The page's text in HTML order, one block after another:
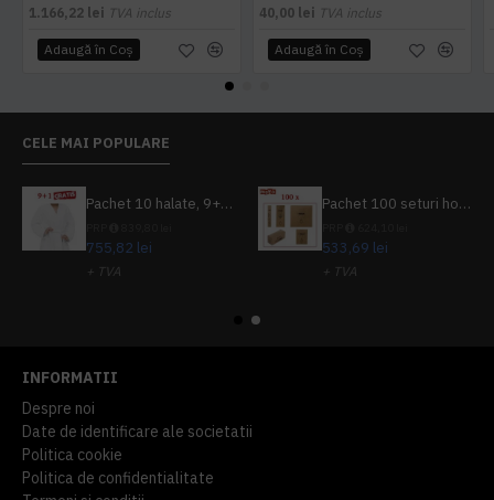
1.166,22 lei TVA inclus
Adaugă în Coş
40,00 lei TVA inclus
Adaugă în Coş
CELE MAI POPULARE
Pachet 10 halate, 9+1 gratuit
755,82 lei
+ TVA
Pachet 100 seturi hoteliere, set dentar, set barbierit, casca de dus, pila unghii, set cusut
533,69 lei
+ TVA
INFORMATII
Despre noi
Date de identificare ale societatii
Politica cookie
Politica de confidentialitate